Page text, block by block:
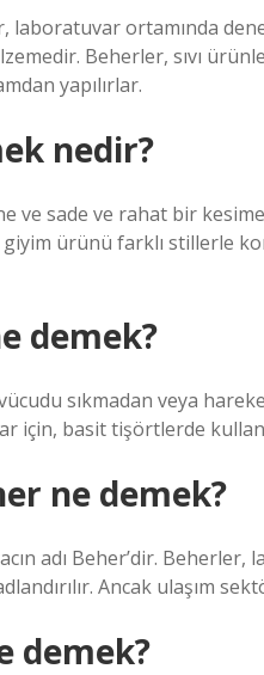
laboratuvar ortamında
Beherler, sıvı
yapılırlar.
nedir?
ve sade ve rahat bir
ürünü farklı stillerle
demek?
sıkmadan veya
için, basit tişörtlerde
ne demek?
adı Beher’dir.
Ancak ulaşım
demek?